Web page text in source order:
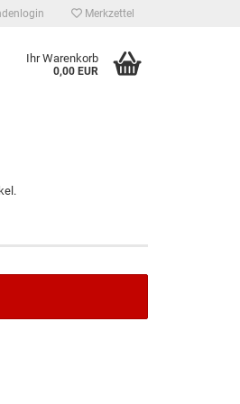
Merkzettel
Ihr Warenkorb
0,00 EUR